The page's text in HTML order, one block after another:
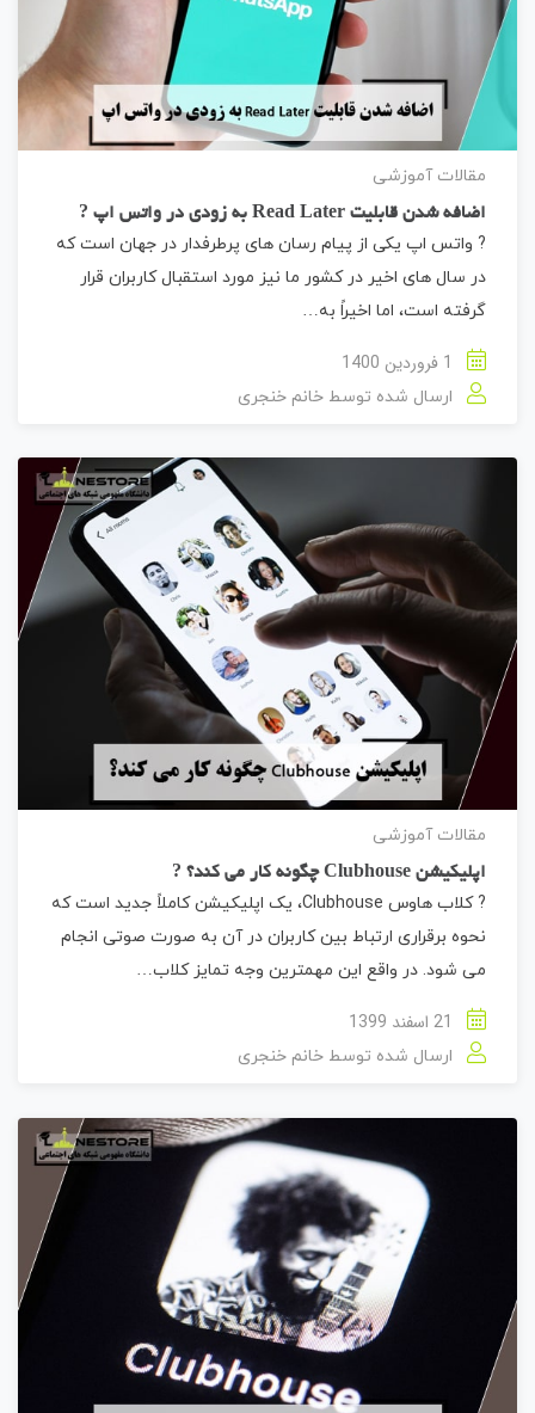
مقالات آموزشی
اضافه شدن قابلیت Read Later به زودی در واتس اپ ?
? واتس اپ یکی از پیام رسان های پرطرفدار در جهان است که
در سال های اخیر در کشور ما نیز مورد استقبال کاربران قرار
گرفته است، اما اخیراً به…
ارسال شده توسط خانم خنجری
مقالات آموزشی
اپلیکیشن Clubhouse چگونه کار می کند؟ ?
? کلاب هاوس Clubhouse، یک اپلیکیشن کاملاً جدید است که
نحوه برقراری ارتباط بین کاربران در آن به صورت صوتی انجام
می شود. در واقع این مهمترین وجه تمایز کلاب…
ارسال شده توسط خانم خنجری